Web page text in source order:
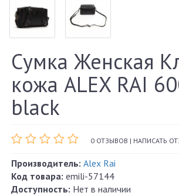
Сумка Женская
кожа ALEX RAI
black
0 ОТЗЫВОВ | НАПИСАТЬ
Производитель: Alex Rai
Код товара: emili-57144
Доступность: Нет в наличии